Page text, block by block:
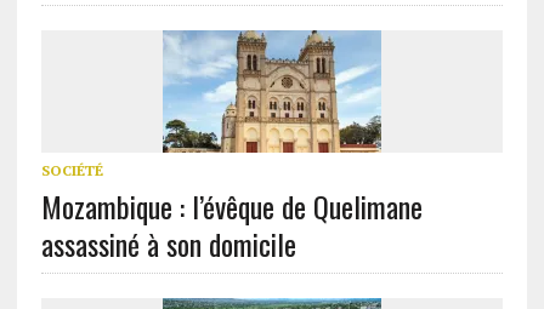
SOCIÉTÉ
Mozambique : l’évêque de Quelimane
assassiné à son domicile